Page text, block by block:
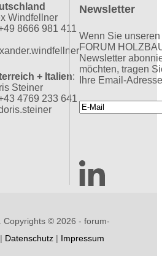
Windfellner
8666 981 411
+ Italien:
Steiner
4769 233 641
Newsletter
Wenn Sie unseren
FORUM
Newsletter
möchten, tragen
Ihre Email-
Copyrights ©2026 - forum-
| Datenschutz | Impressum